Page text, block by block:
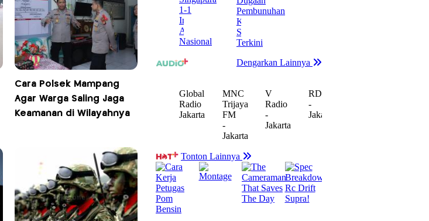
Cara Polsek Mampang
Agar Warga Saling Jaga
Keamanan di Wilayahnya